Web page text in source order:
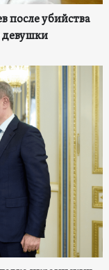
после убийства
девушки